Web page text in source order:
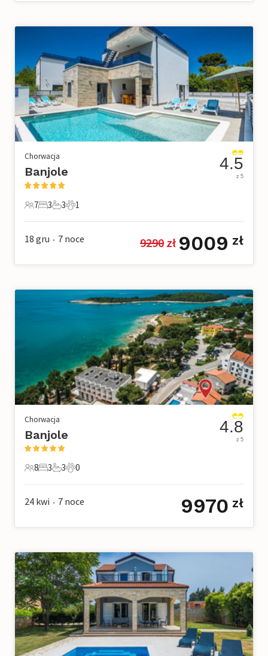
Chorwacja
Banjole
7 Goście
7
3 Sypialnie
3
3 Łazienki
3
1 Zwierzę domowe
1
4.5
z 5
18 gru • 7 noce 9290 zł 9009 zł
Chorwacja
Banjole
8 Goście
8
3 Sypialnie
3
3 Łazienki
3
0 Zwierzęta domowe
0
4.8
z 5
24 kwi • 7 noce 9970 zł